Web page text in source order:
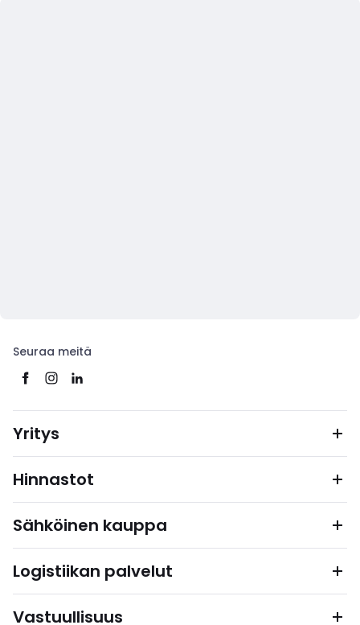
Seuraa meitä
Yritys
Hinnastot
Sähköinen kauppa
Logistiikan palvelut
Vastuullisuus